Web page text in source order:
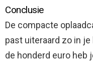
Conclusie
De compacte
past uiteraard zo in
de honderd euro heb